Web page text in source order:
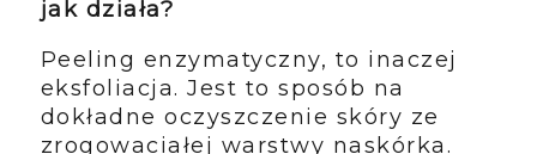
jak działa?
Peeling enzymatyczny, to inaczej
eksfoliacja. Jest to sposób na
dokładne oczyszczenie skóry ze
zrogowaciałej warstwy naskórka.